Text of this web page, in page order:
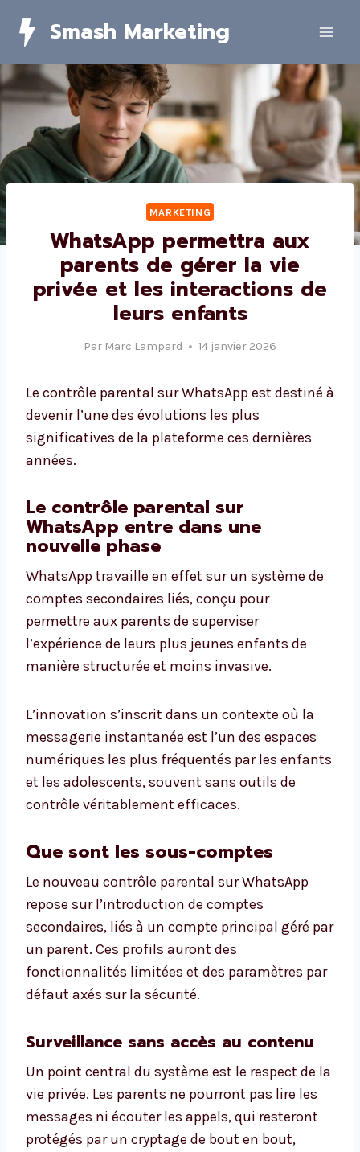
Smash Marketing
MARKETING
WhatsApp permettra aux
parents de gérer la vie
privée et les interactions de
leurs enfants
Par Marc Lampard 14 janvier 2026
Le contrôle parental sur WhatsApp est destiné à
devenir l’une des évolutions les plus
significatives de la plateforme ces dernières
années.
Le contrôle parental sur
WhatsApp entre dans une
nouvelle phase
WhatsApp travaille en effet sur un système de
comptes secondaires liés, conçu pour
permettre aux parents de superviser
l’expérience de leurs plus jeunes enfants de
manière structurée et moins invasive.
L’innovation s’inscrit dans un contexte où la
messagerie instantanée est l’un des espaces
numériques les plus fréquentés par les enfants
et les adolescents, souvent sans outils de
contrôle véritablement efficaces.
Que sont les sous-comptes
Le nouveau contrôle parental sur WhatsApp
repose sur l’introduction de comptes
secondaires, liés à un compte principal géré par
un parent. Ces profils auront des
fonctionnalités limitées et des paramètres par
défaut axés sur la sécurité.
Surveillance sans accès au contenu
Un point central du système est le respect de la
vie privée. Les parents ne pourront pas lire les
messages ni écouter les appels, qui resteront
protégés par un cryptage de bout en bout,